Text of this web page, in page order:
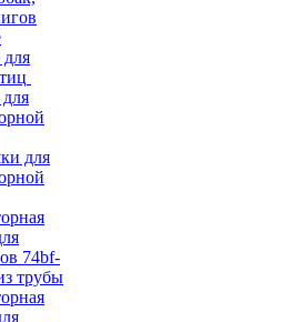
для
для
74bf-
трубы